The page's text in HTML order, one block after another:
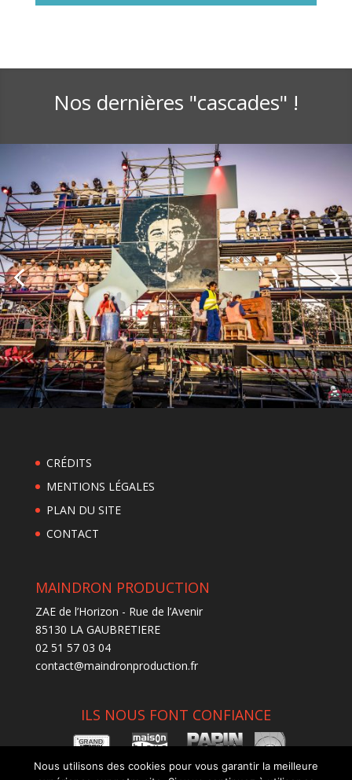
Nos dernières "cascades" !
CRÉDITS
MENTIONS LÉGALES
PLAN DU SITE
CONTACT
MAINDRON PRODUCTION
ZAE de l’Horizon - Rue de l’Avenir
85130 LA GAUBRETIERE
02 51 57 03 04
contact@maindronproduction.fr
ILS NOUS FONT CONFIANCE
Nous utilisons des cookies pour vous garantir la meilleure